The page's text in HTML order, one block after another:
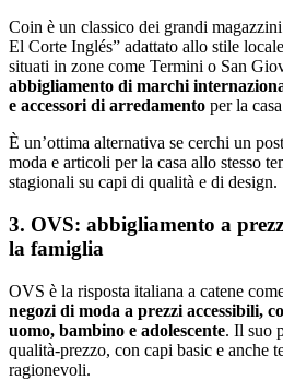
Coin è un classico dei grandi
El Corte Inglés” adattato allo stile
situati in zone come Termini o San
abbigliamento di marchi
e accessori di arredamento per la
È un’ottima alternativa se cerchi un
moda e articoli per la casa allo stesso
stagionali su capi di qualità e di design.
3. OVS: abbigliamento a
la famiglia
OVS è la risposta italiana a catene
negozi di moda a prezzi accessibili,
uomo, bambino e adolescente. Il suo
qualità-prezzo, con capi basic e anche
ragionevoli.